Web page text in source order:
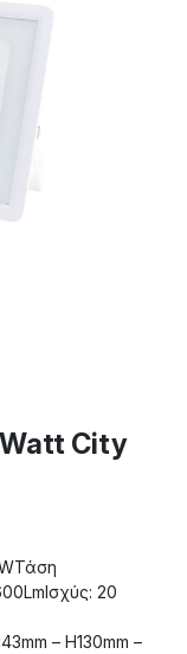
City
20
– H130mm –